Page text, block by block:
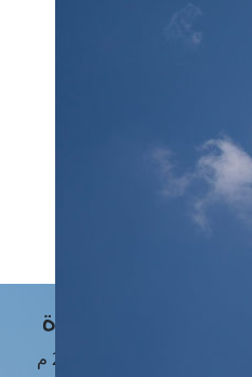
حجز موعد
مَواقِيتُ الصَّـــلاة